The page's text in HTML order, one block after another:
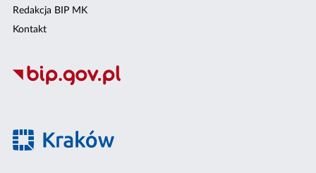
Redakcja BIP MK
Kontakt